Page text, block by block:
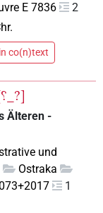
E 7836
2
co(n)text
Älteren -
und
Ostraka
1